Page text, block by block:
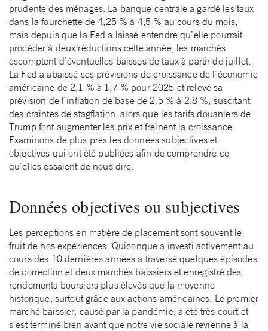
prudente des ménages. La banque centrale a gardé les taux
dans la fourchette de 4,25 % à 4,5 % au cours du mois,
mais depuis que la Fed a laissé entendre qu’elle pourrait
procéder à deux réductions cette année, les marchés
escomptent d’éventuelles baisses de taux à partir de juillet.
La Fed a abaissé ses prévisions de croissance de l’économie
américaine de 2,1 % à 1,7 % pour 2025 et relevé sa
prévision de l’inflation de base de 2,5 % à 2,8 %, suscitant
des craintes de stagflation, alors que les tarifs douaniers de
Trump font augmenter les prix et freinent la croissance.
Examinons de plus près les données subjectives et
objectives qui ont été publiées afin de comprendre ce
qu’elles essaient de nous dire.
Données objectives ou subjectives
Les perceptions en matière de placement sont souvent le
fruit de nos expériences. Quiconque a investi activement au
cours des 10 dernières années a traversé quelques épisodes
de correction et deux marchés baissiers et enregistré des
rendements boursiers plus élevés que la moyenne
historique, surtout grâce aux actions américaines. Le premier
marché baissier, causé par la pandémie, a été très court et
s’est terminé bien avant que notre vie sociale revienne à la